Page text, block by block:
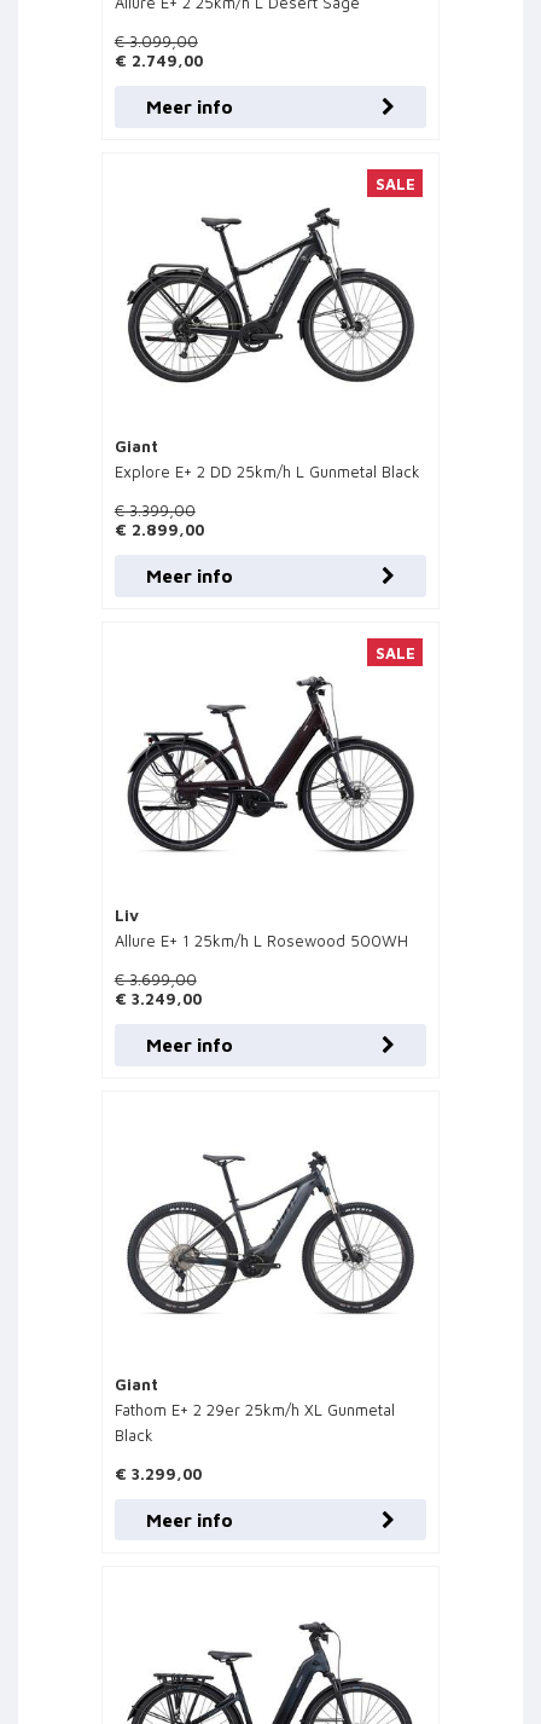
€ 3.099,00
€ 2.749,00
Meer info
SALE
Giant
Explore E+ 2 DD 25km/h L Gunmetal Black
€ 3.399,00
€ 2.899,00
Meer info
SALE
Liv
Allure E+ 1 25km/h L Rosewood 500WH
€ 3.699,00
€ 3.249,00
Meer info
Giant
Fathom E+ 2 29er 25km/h XL Gunmetal
Black
€ 3.299,00
Meer info